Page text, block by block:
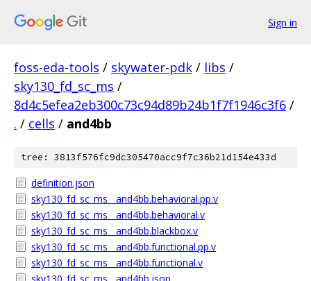
Sign in
foss-eda-tools / skywater-pdk / libs /
sky130_fd_sc_ms /
8d4c5efea2eb300c73c94d89b24b1f7f1946c3f6 /
. / cells / and4bb
tree: 3813f576fc9dc305470acc9f7c36b21d154e433d
definition.json
sky130_fd_sc_ms__and4bb.behavioral.pp.v
sky130_fd_sc_ms__and4bb.behavioral.v
sky130_fd_sc_ms__and4bb.blackbox.v
sky130_fd_sc_ms__and4bb.functional.pp.v
sky130_fd_sc_ms__and4bb.functional.v